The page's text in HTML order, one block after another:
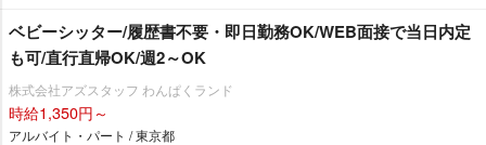
ベビーシッター/履歴書不要・即日勤務OK/WEB面接で当日内定
も可/直行直帰OK/週2～OK
株式会社アズスタッフ わんぱくランド
時給1,350円～
アルバイト・パート / 東京都